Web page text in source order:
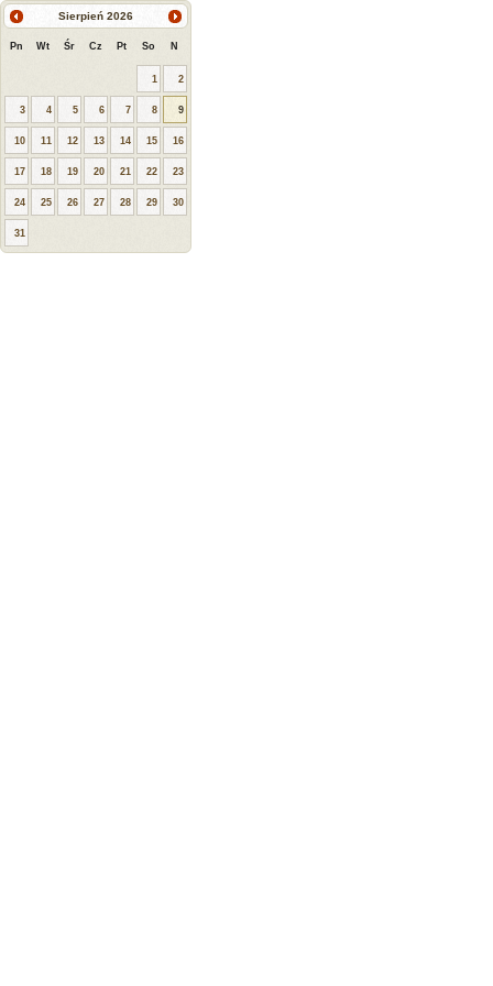
Sierpień 2026
Pn Wt Śr Cz Pt So N
1 2
3 4 5 6 7 8 9
10 11 12 13 14 15 16
17 18 19 20 21 22 23
24 25 26 27 28 29 30
31